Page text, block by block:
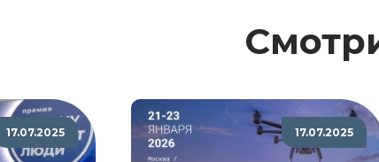
17.07.2025 17.07.2025